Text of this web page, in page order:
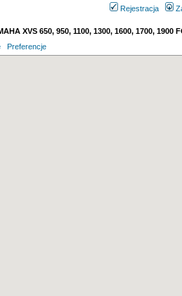
Rejestracja
XVS 650, 950, 1100, 1300, 1600, 1700, 1900
Preferencje